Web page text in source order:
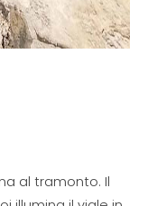
al tramonto. Il